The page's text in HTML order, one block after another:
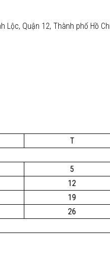
Lộc, Quận 12, Thành phố Hồ
T
5
12
19
26